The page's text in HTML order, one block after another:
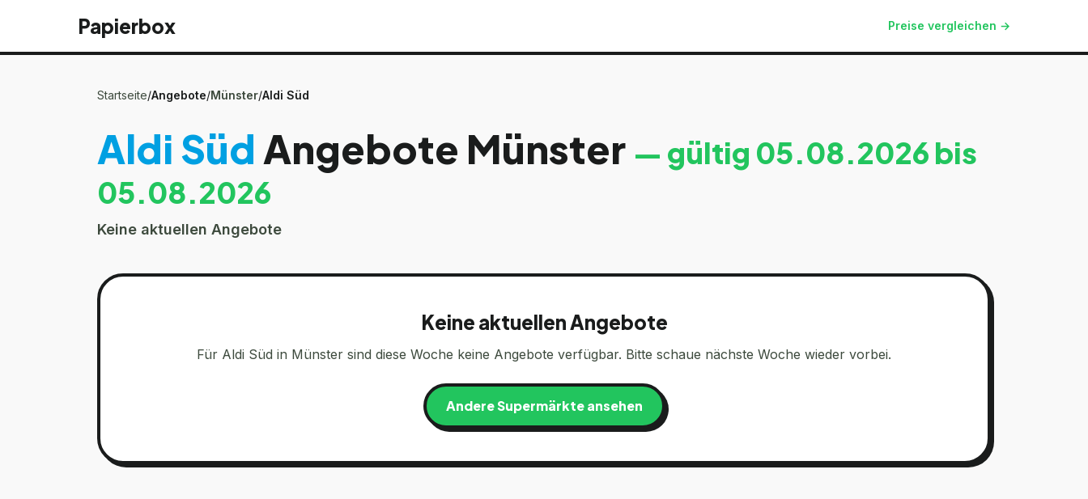
Papierbox Preise vergleichen →
Startseite/Angebote/Münster/Aldi Süd
Aldi Süd Angebote Münster — gültig 05.08.2026 bis
05.08.2026
Keine aktuellen Angebote
Keine aktuellen Angebote
Für Aldi Süd in Münster sind diese Woche keine Angebote verfügbar. Bitte schaue nächste Woche wieder vorbei.
Andere Supermärkte ansehen